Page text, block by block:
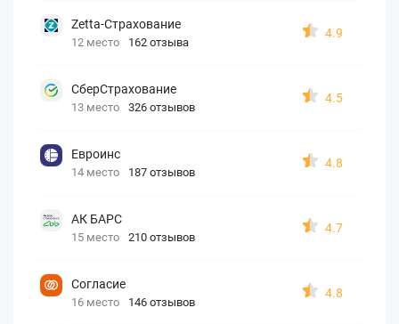
Zetta-Страхование
12 место 162 отзыва
4.9
СберСтрахование
13 место 326 отзывов
4.5
Евроинс
14 место 187 отзывов
4.8
АК БАРС
15 место 210 отзывов
4.7
Согласие
16 место 146 отзывов
4.8